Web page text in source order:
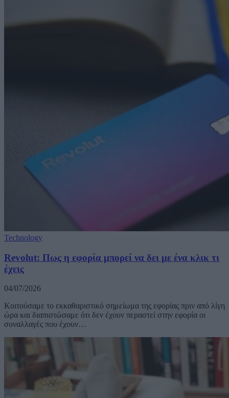
Technology
Revolut: Πως η εφορία μπορεί να δει με ένα κλικ τι
έχεις
04/07/2026
Κοιτούσαμε το εκκαθαριστικό σημείωμα της εφορίας πριν από λίγη
ώρα και διαπιστώσαμε ότι δεν έχουν περαστεί στην εφορία οι
συναλλαγές που έχουν…